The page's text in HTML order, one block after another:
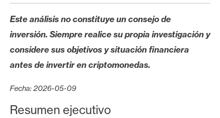
s
i
s
N
o
t
Este análisis no constituye un consejo de
inversión. Siempre realice su propia investigación y
considere sus objetivos y situación financiera
antes de invertir en criptomonedas.
Fecha: 2026-05-09
Resumen ejecutivo